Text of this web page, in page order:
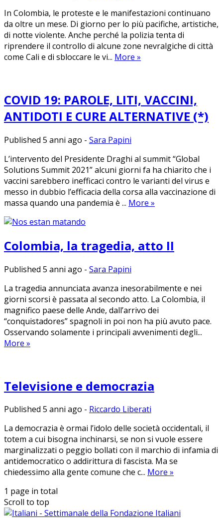
In Colombia, le proteste e le manifestazioni continuano
da oltre un mese. Di giorno per lo più pacifiche, artistiche,
di notte violente. Anche perché la polizia tenta di
riprendere il controllo di alcune zone nevralgiche di città
come Cali e di sbloccare le vi... More »
COVID 19: PAROLE, LITI, VACCINI,
ANTIDOTI E CURE ALTERNATIVE (*)
Published 5 anni ago - Sara Papini
L’intervento del Presidente Draghi al summit “Global
Solutions Summit 2021” alcuni giorni fa ha chiarito che i
vaccini sarebbero inefficaci contro le varianti del virus e
messo in dubbio l’efficacia della corsa alla vaccinazione di
massa quando una pandemia è ... More »
Colombia, la tragedia, atto II
Published 5 anni ago - Sara Papini
La tragedia annunciata avanza inesorabilmente e nei
giorni scorsi è passata al secondo atto. La Colombia, il
magnifico paese delle Ande, dall’arrivo dei
“conquistadores” spagnoli in poi non ha più avuto pace.
Osservando solamente i principali avvenimenti degli...
More »
Televisione e democrazia
Published 5 anni ago - Riccardo Liberati
La democrazia è ormai l’idolo delle società occidentali, il
totem a cui bisogna inchinarsi, se non si vuole essere
marginalizzati o peggio bollati con il marchio di infamia di
antidemocratico o addirittura di fascista. Ma se
chiedessimo alla gente comune che c... More »
1 page in total
Scroll to top